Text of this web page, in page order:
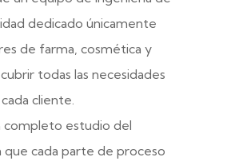
dedicado únicamente
de farma, cosmética y
todas las necesidades
cliente.
completo estudio del
cada parte de proceso